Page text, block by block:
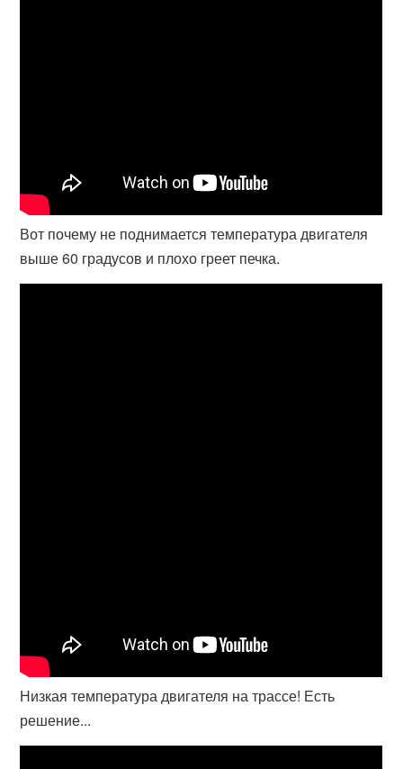
Вот почему не поднимается температура двигателя
выше 60 градусов и плохо греет печка.
Низкая температура двигателя на трассе! Есть
решение...